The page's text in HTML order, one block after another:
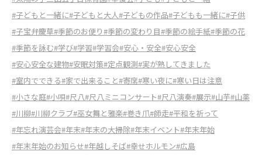
#子どもと一緒に#子どもと大人#子どもの作品#子どもも一緒に#子供
#子宝弁慶草#季節のお便り#季節の変わり目#季節の絵手紙#季節の花
#季節を詠む#学び#学習#学習会#安心・安全#安心安全
#安心安全な建物#安眠対策#定点観測#実が熟してきました
#室内でできる#家で出来ること#寄席#寒い夜に#寒い日は注意
#小さな庭#小唄#尺八#尺八ミニコンサート#尺八演奏#展示#山芋#山薬
#川柳#川柳クラブ#巫女舞と雅楽#巻き爪#師走#平和を祈って
#年忘れ演芸会#年末#年末の大掃除#年末イベント#年末年始
#年末年始のお知らせ#年越しそば#幸せホルモン#広島